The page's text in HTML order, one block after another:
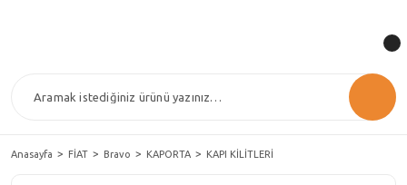
Anasayfa FİAT Bravo KAPORTA KAPI KİLİTLERİ